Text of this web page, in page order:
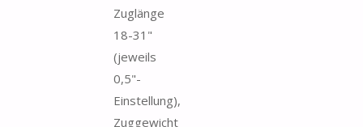
Zuglänge
18-31"
(jeweils
0,5"-
Einstellung),
Zuggewicht